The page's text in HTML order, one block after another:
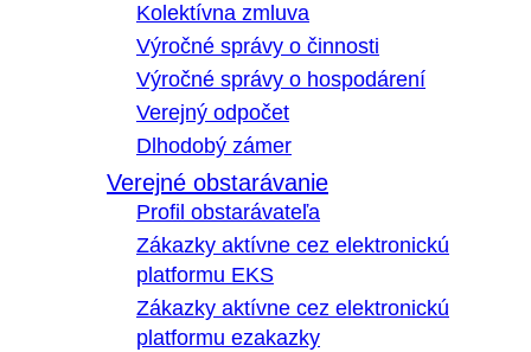
Kolektívna zmluva
Výročné správy o činnosti
Výročné správy o hospodárení
Verejný odpočet
Dlhodobý zámer
Verejné obstarávanie
Profil obstarávateľa
Zákazky aktívne cez elektronickú
platformu EKS
Zákazky aktívne cez elektronickú
platformu ezakazky